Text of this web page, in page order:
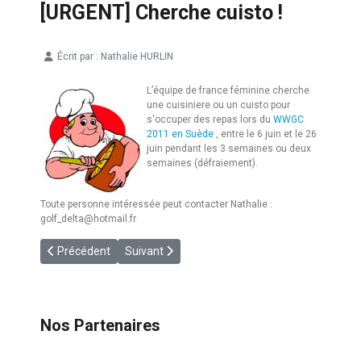
[URGENT] Cherche cuisto !
Écrit par : Nathalie HURLIN
L’équipe de france féminine cherche
une cuisiniere ou un cuisto pour
s'occuper des repas lors du WWGC
2011 en Suède , entre le 6 juin et le 26
juin pendant les 3 semaines ou deux
semaines (défraiement).
Toute personne intéressée peut contacter Nathalie :
golf_delta@hotmail.fr
Article précédent : [FAI] WWGC Féminin : 2 médailles !
Précédent Article suivant : [EQF] Equipes de France 2011
Suivant
Nos Partenaires